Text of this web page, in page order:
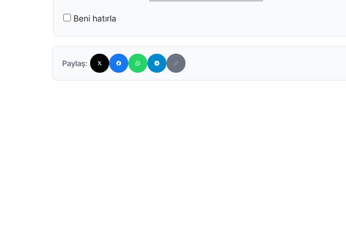
Beni hatırla
Paylaş: